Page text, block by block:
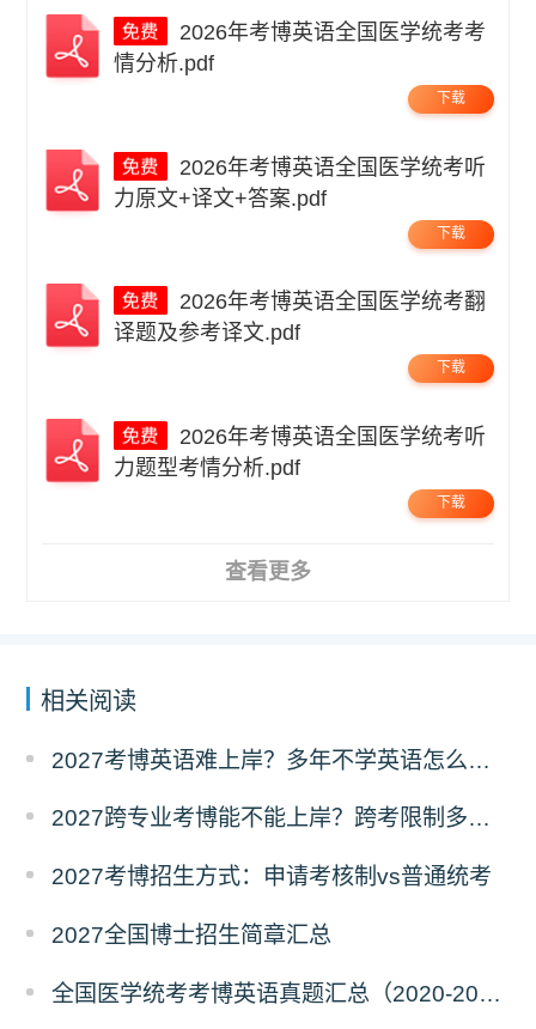
情分析.pdf
下载
力原文+译文+答案.pdf
下载
译题及参考译文.pdf
下载
力题型考情分析.pdf
下载
查看更多
相关阅读
2027考博英语难上岸？多年不学英语怎么备考？
2027跨专业考博能不能上岸？跨考限制多不多？
2027考博招生方式：申请考核制vs普通统考
2027全国博士招生简章汇总
全国医学统考考博英语真题汇总（2020-2026年）